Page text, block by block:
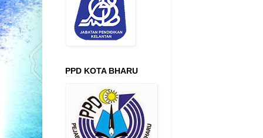
PPD KOTA BHARU